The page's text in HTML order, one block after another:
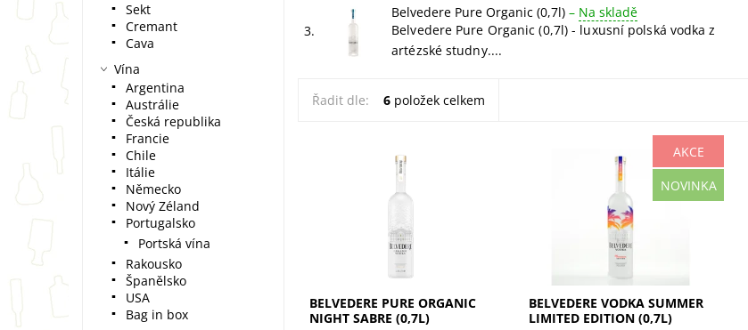
3.
Belvedere Pure Organic (0,7l)– Na skladě
Belvedere Pure Organic (0,7l) - luxusní polská vodka z
artézské studny....
Řadit dle: 6položek celkem
Belvedere Pure Organic Night
Sabre 0,7l – unikátní vodka z
více než 600 lety tradice.
Hladký destilát s jedinečnou...
BELVEDERE PURE ORGANIC
NIGHT SABRE (0,7L)
AKCE
NOVINKA
Belvedere Vodka Summer
Limited Edition 0,7l. Nádherný
design i skvělý obsah za
stejnou cenu jako základní
lahev. Oživte léto s jedinečnou
BELVEDERE VODKA SUMMER
LIMITED EDITION (0,7L)
Sekt
Cremant
Cava
Vína
Argentina
Austrálie
Česká republika
Francie
Chile
Itálie
Německo
Nový Zéland
Portugalsko
Portská vína
Rakousko
Španělsko
USA
Bag in box